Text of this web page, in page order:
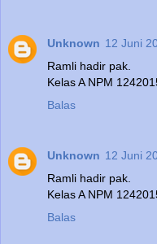
Unknown 12 Juni
Ramli hadir pak.
Kelas A NPM
Balas
Unknown 12 Juni
Ramli hadir pak.
Kelas A NPM
Balas